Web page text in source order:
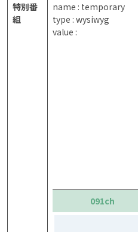
特別番
組
name : temporary
type : wysiwyg
value :
091ch